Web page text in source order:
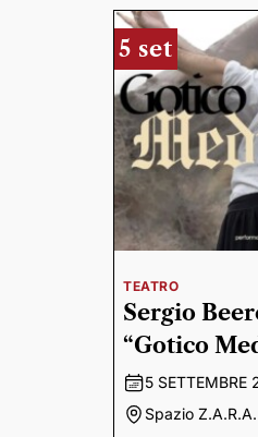
5 set
TEATRO
Sergio
“Gotico
5 SETTEMBRE
Spazio Z.A.R.A.